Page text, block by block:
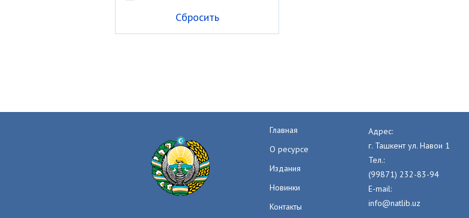
Сбросить
Главная
О ресурсе
Издания
Новинки
Контакты
Адрес:
г. Ташкент ул. Навои 1
Тел.:
(99871) 232-83-94
E-mail:
info@natlib.uz